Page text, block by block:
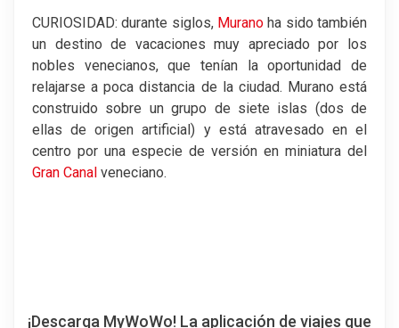
CURIOSIDAD: durante siglos, Murano ha sido también
un destino de vacaciones muy apreciado por los
nobles venecianos, que tenían la oportunidad de
relajarse a poca distancia de la ciudad. Murano está
construido sobre un grupo de siete islas (dos de
ellas de origen artificial) y está atravesado en el
centro por una especie de versión en miniatura del
Gran Canal veneciano.
¡Descarga MyWoWo! La aplicación de viajes que